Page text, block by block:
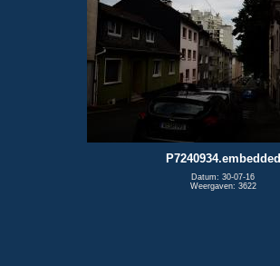
P7240934.embedded
Datum: 30-07-16
Weergaven: 3622